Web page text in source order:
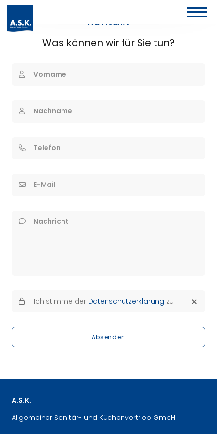
Kontakt
Was können wir für Sie tun?
Vorname
Nachname
Telefon
E-Mail
Nachricht
Ich stimme der Datenschutzerklärung zu
Absenden
A.S.K.
Allgemeiner Sanitär- und Küchenvertrieb GmbH